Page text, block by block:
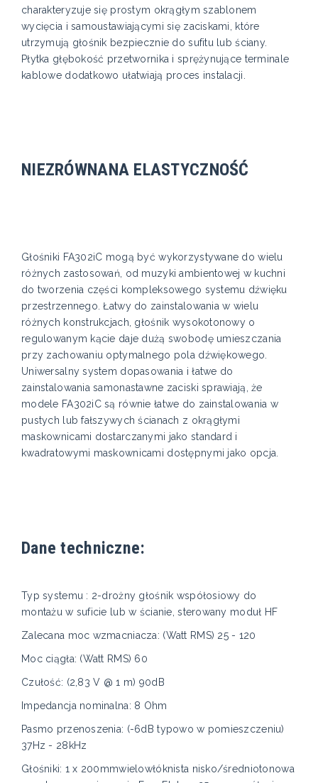
charakteryzuje się prostym okrągłym szablonem
wycięcia i samoustawiającymi się zaciskami, które
utrzymują głośnik bezpiecznie do sufitu lub ściany.
Płytka głębokość przetwornika i sprężynujące terminale
kablowe dodatkowo ułatwiają proces instalacji.
NIEZRÓWNANA ELASTYCZNOŚĆ
Głośniki FA302iC mogą być wykorzystywane do wielu
różnych zastosowań, od muzyki ambientowej w kuchni
do tworzenia części kompleksowego systemu dźwięku
przestrzennego. Łatwy do zainstalowania w wielu
różnych konstrukcjach, głośnik wysokotonowy o
regulowanym kącie daje dużą swobodę umieszczania
przy zachowaniu optymalnego pola dźwiękowego.
Uniwersalny system dopasowania i łatwe do
zainstalowania samonastawne zaciski sprawiają, że
modele FA302iC są równie łatwe do zainstalowania w
pustych lub fałszywych ścianach z okrągłymi
maskownicami dostarczanymi jako standard i
kwadratowymi maskownicami dostępnymi jako opcja.
Dane techniczne:
Typ systemu : 2-drożny głośnik współosiowy do
montażu w suficie lub w ścianie, sterowany moduł HF
Zalecana moc wzmacniacza: (Watt RMS) 25 - 120
Moc ciągła: (Watt RMS) 60
Czułość: (2,83 V @ 1 m) 90dB
Impedancja nominalna: 8 Ohm
Pasmo przenoszenia: (-6dB typowo w pomieszczeniu)
37Hz - 28kHz
Głośniki: 1 x 200mmwielowłóknista nisko/średniotonowa